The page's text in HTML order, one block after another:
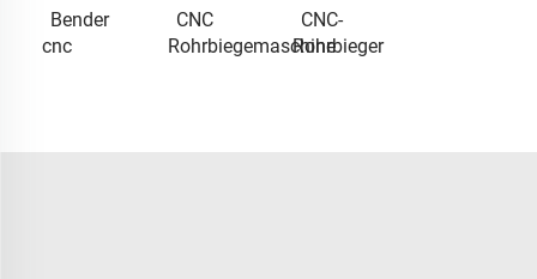
Bender
cnc
CNC
Rohrbiegemaschine
CNC-
Rohrbieger